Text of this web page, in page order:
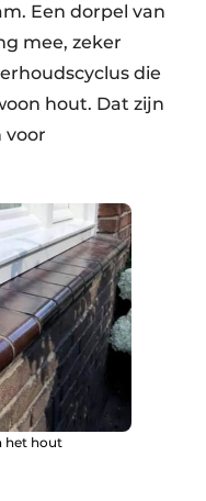
Een dorpel van
mee, zeker
die
hout. Dat zijn
voor
het hout